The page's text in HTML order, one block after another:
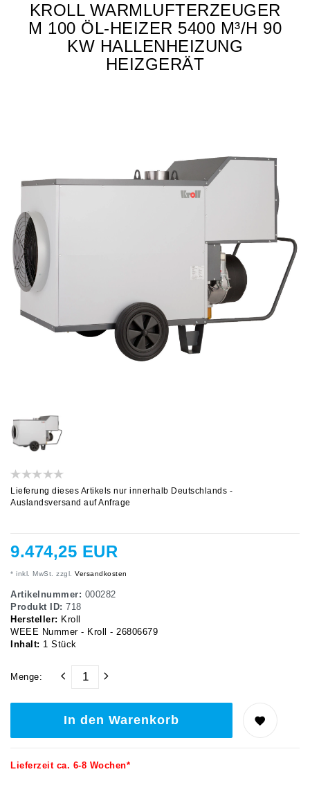
KROLL WARMLUFTERZEUGER
M 100 ÖL-HEIZER 5400 M³/H 90
KW HALLENHEIZUNG
HEIZGERÄT
Lieferung dieses Artikels nur innerhalb Deutschlands -
Auslandsversand auf Anfrage
9.474,25 EUR
* inkl. MwSt. zzgl. Versandkosten
Artikelnummer: 000282
Produkt ID: 718
Hersteller: Kroll
WEEE Nummer - Kroll - 26806679
Inhalt: 1 Stück
Menge:
In den Warenkorb
Lieferzeit ca. 6-8 Wochen*